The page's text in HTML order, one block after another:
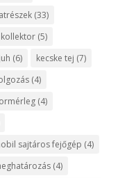
(33)
(5)
juh (6) kecske tej (7)
(4)
(4)
sajtáros fejőgép (4)
(4)